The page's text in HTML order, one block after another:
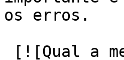
os erros.